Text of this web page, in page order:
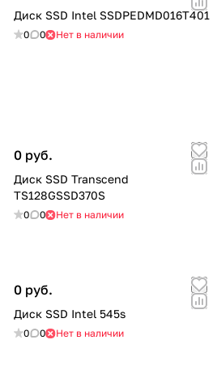
Диск SSD Intel SSDPEDMD016T401
0 0 Нет в наличии
0 руб.
Диск SSD Transcend
TS128GSSD370S
0 0 Нет в наличии
0 руб.
Диск SSD Intel 545s
0 0 Нет в наличии